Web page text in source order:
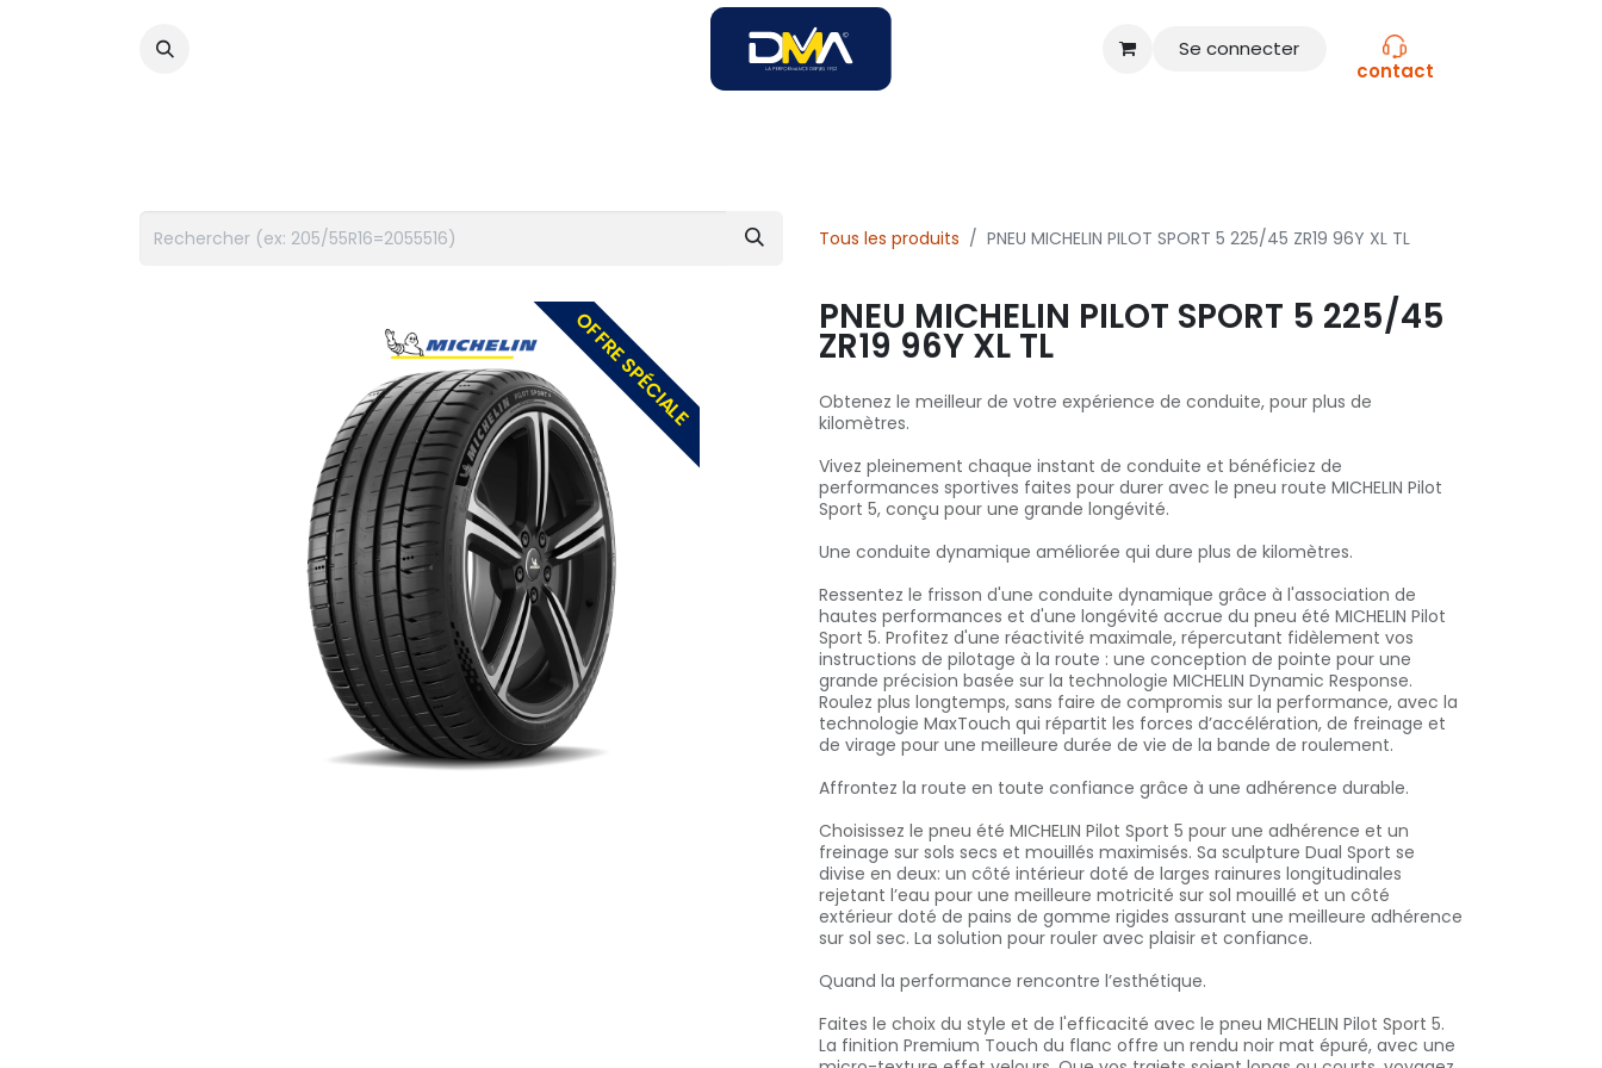
Se connecter
contact
Tous les produits PNEU MICHELIN PILOT SPORT 5 225/45 ZR19 96Y XL TL
OFFRE SPÉCIALE PNEU MICHELIN PILOT SPORT 5 225/45
ZR19 96Y XL TL
Obtenez le meilleur de votre expérience de conduite, pour plus de
kilomètres.
Vivez pleinement chaque instant de conduite et bénéficiez de
performances sportives faites pour durer avec le pneu route MICHELIN Pilot
Sport 5, conçu pour une grande longévité.
Une conduite dynamique améliorée qui dure plus de kilomètres.
Ressentez le frisson d'une conduite dynamique grâce à l'association de
hautes performances et d'une longévité accrue du pneu été MICHELIN Pilot
Sport 5. Profitez d'une réactivité maximale, répercutant fidèlement vos
instructions de pilotage à la route : une conception de pointe pour une
grande précision basée sur la technologie MICHELIN Dynamic Response.
Roulez plus longtemps, sans faire de compromis sur la performance, avec la
technologie MaxTouch qui répartit les forces d’accélération, de freinage et
de virage pour une meilleure durée de vie de la bande de roulement.
Affrontez la route en toute confiance grâce à une adhérence durable.
Choisissez le pneu été MICHELIN Pilot Sport 5 pour une adhérence et un
freinage sur sols secs et mouillés maximisés. Sa sculpture Dual Sport se
divise en deux: un côté intérieur doté de larges rainures longitudinales
rejetant l’eau pour une meilleure motricité sur sol mouillé et un côté
extérieur doté de pains de gomme rigides assurant une meilleure adhérence
sur sol sec. La solution pour rouler avec plaisir et confiance.
Quand la performance rencontre l’esthétique.
Faites le choix du style et de l'efficacité avec le pneu MICHELIN Pilot Sport 5.
La finition Premium Touch du flanc offre un rendu noir mat épuré, avec une